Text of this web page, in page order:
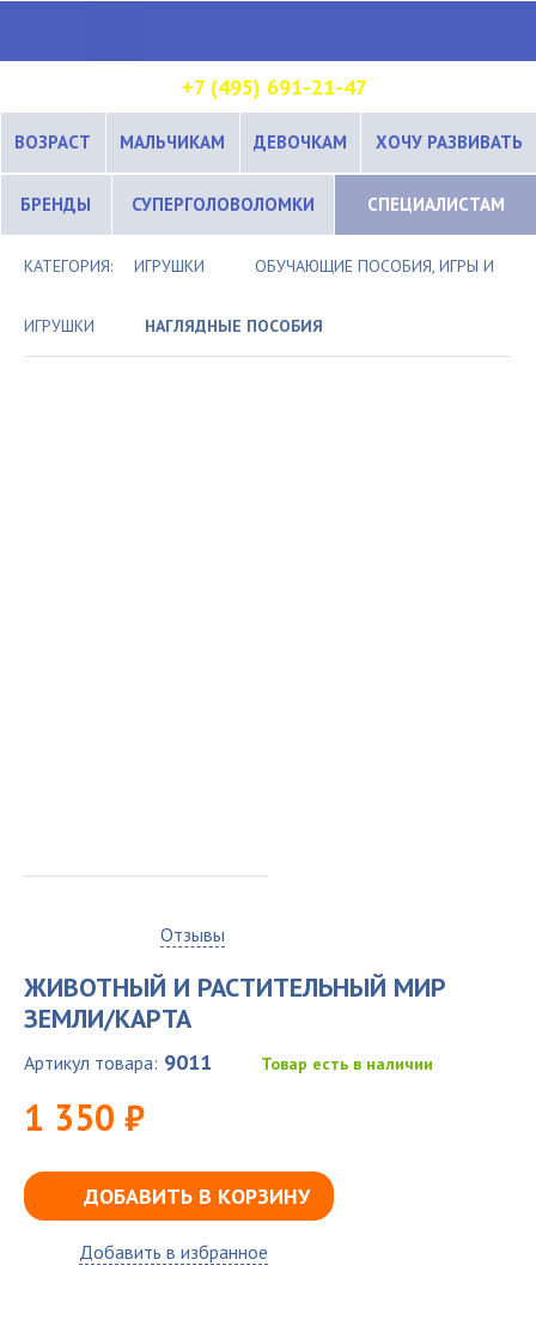
+7 (495) 691-21-47
ВОЗРАСТ МАЛЬЧИКАМ ДЕВОЧКАМ ХОЧУ РАЗВИВАТЬ
БРЕНДЫ СУПЕРГОЛОВОЛОМКИ СПЕЦИАЛИСТАМ
КАТЕГОРИЯ: ИГРУШКИ ОБУЧАЮЩИЕ ПОСОБИЯ, ИГРЫ И
ИГРУШКИ НАГЛЯДНЫЕ ПОСОБИЯ
Отзывы
ЖИВОТНЫЙ И РАСТИТЕЛЬНЫЙ МИР
ЗЕМЛИ/КАРТА
Артикул товара: 9011 Товар есть в наличии
1 350 ₽
ДОБАВИТЬ В КОРЗИНУ
Добавить в избранное